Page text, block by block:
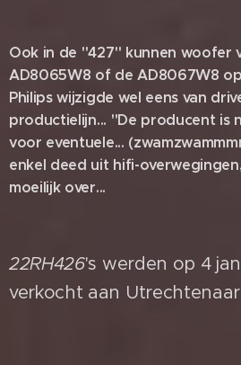
Ook in de "427" kunnen woofer
AD8065W8 of de AD8067W8
Philips wijzigde wel eens van
productielijn... "De producent is
voor eventuele...
enkel deed uit hifi-
moeilijk
22RH426's werden op 4
verkocht aan Utrechtenaar